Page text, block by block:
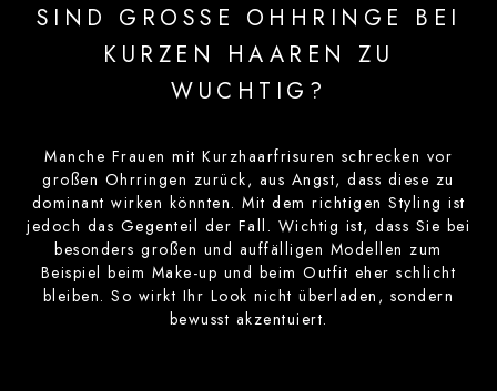
SIND GROSSE OHHRINGE BEI
KURZEN HAAREN ZU
WUCHTIG?
Manche Frauen mit Kurzhaarfrisuren schrecken vor
großen Ohrringen zurück, aus Angst, dass diese zu
dominant wirken könnten. Mit dem richtigen Styling ist
jedoch das Gegenteil der Fall. Wichtig ist, dass Sie bei
besonders großen und auffälligen Modellen zum
Beispiel beim Make-up und beim Outfit eher schlicht
bleiben. So wirkt Ihr Look nicht überladen, sondern
bewusst akzentuiert.